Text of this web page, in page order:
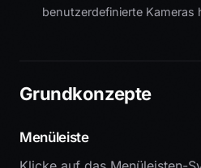
benutzerdefinierte Kameras
Grundkonzepte
Menüleiste